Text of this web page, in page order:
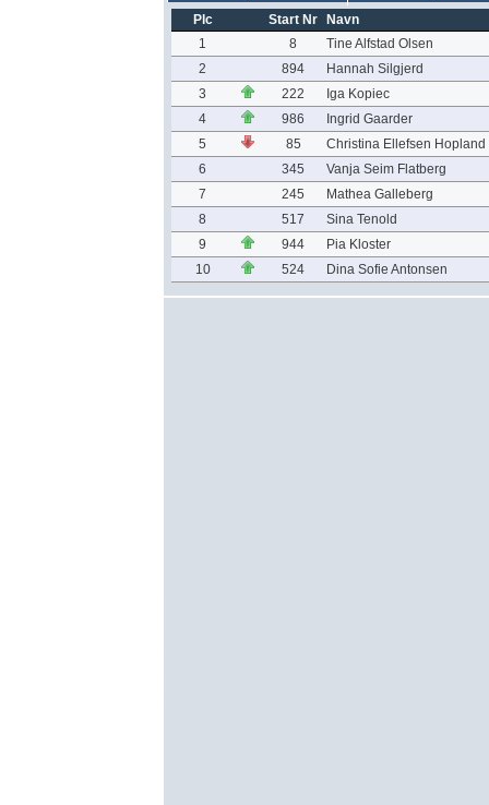
Plc Start Nr
Navn
1
8
Tine Alfstad Olsen
2
894
Hannah Silgjerd
3
222
Iga Kopiec
4
986
Ingrid Gaarder
5
85
Christina Ellefsen Hopland
6
345
Vanja Seim Flatberg
7
245
Mathea Galleberg
8
517
Sina Tenold
9
944
Pia Kloster
10
524 Dina Sofie Antonsen